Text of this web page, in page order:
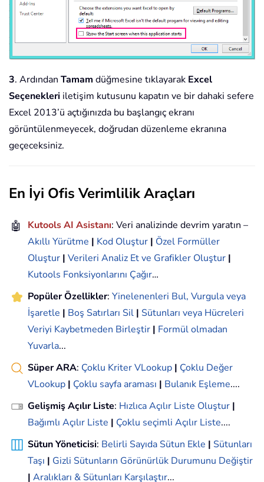
3. Ardından Tamam düğmesine tıklayarak Excel
Seçenekleri iletişim kutusunu kapatın ve bir dahaki sefere
Excel 2013’ü açtığınızda bu başlangıç ekranı
görüntülenmeyecek, doğrudan düzenleme ekranına
geçeceksiniz.
En İyi Ofis Verimlilik Araçları
🤖 Kutools AI Asistanı: Veri analizinde devrim yaratın –
Akıllı Yürütme | Kod Oluştur | Özel Formüller
Oluştur | Verileri Analiz Et ve Grafikler Oluştur |
Kutools Fonksiyonlarını Çağır…
Popüler Özellikler: Yinelenenleri Bul, Vurgula veya
İşaretle | Boş Satırları Sil | Sütunları veya Hücreleri
Veriyi Kaybetmeden Birleştir | Formül olmadan
Yuvarla...
Süper ARA: Çoklu Kriter VLookup | Çoklu Değer
VLookup | Çoklu sayfa araması | Bulanık Eşleme....
Gelişmiş Açılır Liste: Hızlıca Açılır Liste Oluştur |
Bağımlı Açılır Liste | Çoklu seçimli Açılır Liste....
Sütun Yöneticisi: Belirli Sayıda Sütun Ekle | Sütunları
Taşı | Gizli Sütunların Görünürlük Durumunu Değiştir
| Aralıkları & Sütunları Karşılaştır...